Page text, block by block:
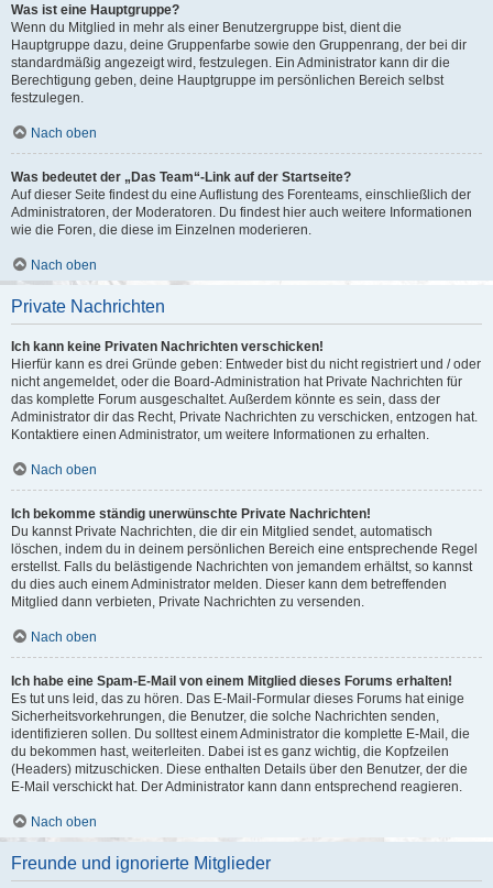
Was ist eine Hauptgruppe?
Wenn du Mitglied in mehr als einer Benutzergruppe bist, dient die
Hauptgruppe dazu, deine Gruppenfarbe sowie den Gruppenrang, der bei dir
standardmäßig angezeigt wird, festzulegen. Ein Administrator kann dir die
Berechtigung geben, deine Hauptgruppe im persönlichen Bereich selbst
festzulegen.
Nach oben
Was bedeutet der „Das Team“-Link auf der Startseite?
Auf dieser Seite findest du eine Auflistung des Forenteams, einschließlich der
Administratoren, der Moderatoren. Du findest hier auch weitere Informationen
wie die Foren, die diese im Einzelnen moderieren.
Nach oben
Private Nachrichten
Ich kann keine Privaten Nachrichten verschicken!
Hierfür kann es drei Gründe geben: Entweder bist du nicht registriert und / oder
nicht angemeldet, oder die Board-Administration hat Private Nachrichten für
das komplette Forum ausgeschaltet. Außerdem könnte es sein, dass der
Administrator dir das Recht, Private Nachrichten zu verschicken, entzogen hat.
Kontaktiere einen Administrator, um weitere Informationen zu erhalten.
Nach oben
Ich bekomme ständig unerwünschte Private Nachrichten!
Du kannst Private Nachrichten, die dir ein Mitglied sendet, automatisch
löschen, indem du in deinem persönlichen Bereich eine entsprechende Regel
erstellst. Falls du belästigende Nachrichten von jemandem erhältst, so kannst
du dies auch einem Administrator melden. Dieser kann dem betreffenden
Mitglied dann verbieten, Private Nachrichten zu versenden.
Nach oben
Ich habe eine Spam-E-Mail von einem Mitglied dieses Forums erhalten!
Es tut uns leid, das zu hören. Das E-Mail-Formular dieses Forums hat einige
Sicherheitsvorkehrungen, die Benutzer, die solche Nachrichten senden,
identifizieren sollen. Du solltest einem Administrator die komplette E-Mail, die
du bekommen hast, weiterleiten. Dabei ist es ganz wichtig, die Kopfzeilen
(Headers) mitzuschicken. Diese enthalten Details über den Benutzer, der die
E-Mail verschickt hat. Der Administrator kann dann entsprechend reagieren.
Nach oben
Freunde und ignorierte Mitglieder